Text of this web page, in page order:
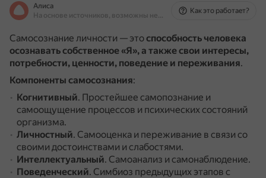
Алиса
На основе источников, возможны неточности
Как это работает?
Самосознание личности — этоспособность человека
осознавать собственное «Я», а также свои интересы,
потребности, ценности, поведение и переживания.
Компоненты самосознания:
Когнитивный. Простейшее самопознание и
самоощущение процессов и психических состояний
организма.
Личностный. Самооценка и переживание в связи со
своими достоинствами и слабостями.
Интеллектуальный. Самоанализ и самонаблюдение.
Поведенческий. Симбиоз предыдущих этапов с